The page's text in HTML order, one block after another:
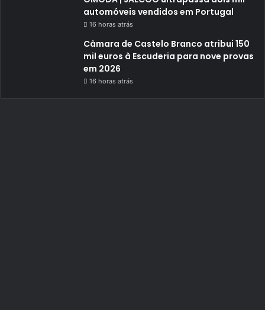
automóveis vendidos em Portugal
16 horas atrás
Câmara de Castelo Branco atribui 150
mil euros à Escuderia para nove provas
em 2026
16 horas atrás